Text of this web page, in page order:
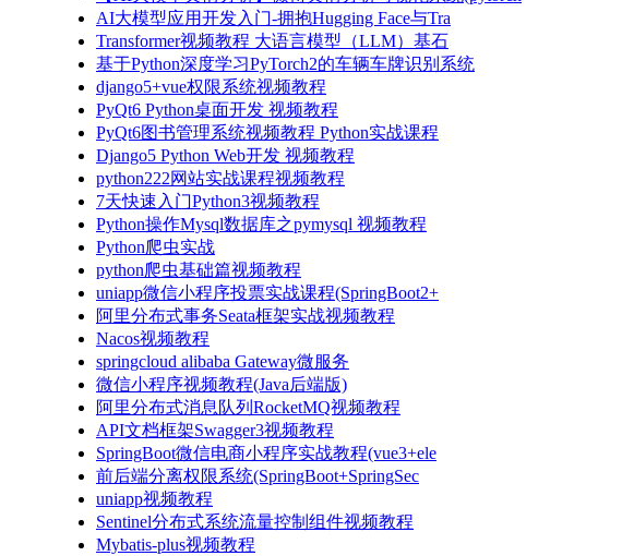
AI大模型应用开发入门-拥抱Hugging Face与Tra
Transformer视频教程 大语言模型（LLM）基石
基于Python深度学习PyTorch2的车辆车牌识别系统
django5+vue权限系统视频教程
PyQt6 Python桌面开发 视频教程
PyQt6图书管理系统视频教程 Python实战课程
Django5 Python Web开发 视频教程
python222网站实战课程视频教程
7天快速入门Python3视频教程
Python操作Mysql数据库之pymysql 视频教程
Python爬虫实战
python爬虫基础篇视频教程
uniapp微信小程序投票实战课程(SpringBoot2+
阿里分布式事务Seata框架实战视频教程
Nacos视频教程
springcloud alibaba Gateway微服务
微信小程序视频教程(Java后端版)
阿里分布式消息队列RocketMQ视频教程
API文档框架Swagger3视频教程
SpringBoot微信电商小程序实战教程(vue3+ele
前后端分离权限系统(SpringBoot+SpringSec
uniapp视频教程
Sentinel分布式系统流量控制组件视频教程
Mybatis-plus视频教程